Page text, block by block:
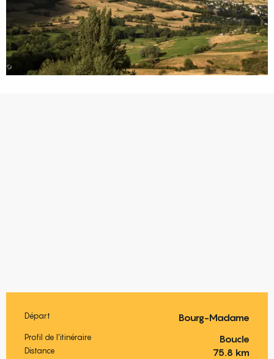
Informations pratiques
Départ Bourg-Madame
Profil de l’itinéraire Boucle
Distance 75.8 km